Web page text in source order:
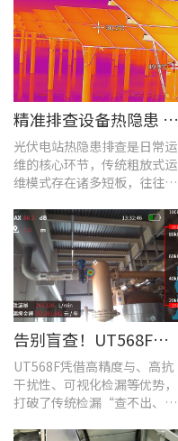
​精准排查设备热隐患 | UTi640J智能型红外热成像仪赋能光伏电站高效运维
光伏电站热隐患排查是日常运
维的核心环节，传统粗放式运
维模式存在诸多短板，往往面
境，制约电站运维效率与运行
安全性。
告别盲查！UT568F红外声成像仪，让汽车智造车间气体泄漏检测更智能高效
UT568F凭借高精度与、高抗
干扰性、可视化检漏等优势，
打破了传统检漏“查不出、查